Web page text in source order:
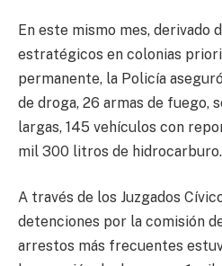
En este mismo mes, derivado
estratégicos en colonias
permanente, la Policía
de droga, 26 armas de fuego,
largas, 145 vehículos con
mil 300 litros de hidrocarburo.
A través de los Juzgados
detenciones por la comisión
arrestos más frecuentes